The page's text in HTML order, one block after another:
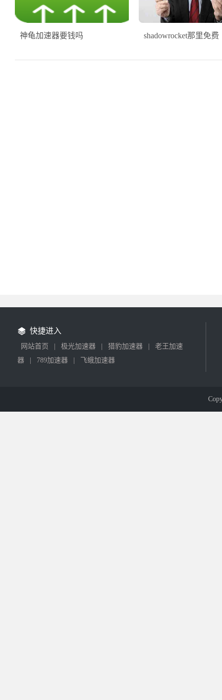
神龟加速器要钱吗 shadowrocket那里免费
快捷进入
网站首页 极光加速器 猎豹加速器
老王加速
器
789加速器 飞蛾加速器